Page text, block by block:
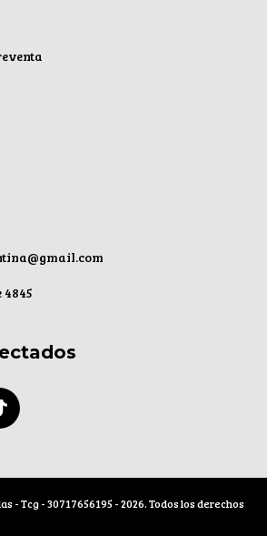
- Tcg - 30717656195 - 2026. Todos los derechos